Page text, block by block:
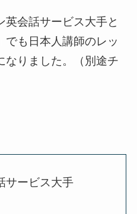
英会話サービス大手と
でも日本人講師のレッ
なりました。（別途チ
サービス大手